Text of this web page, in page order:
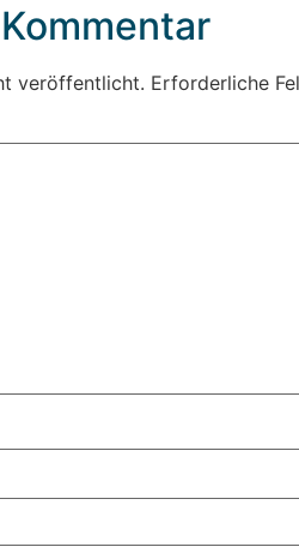
veröffentlicht. Erforderliche